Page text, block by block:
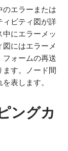
のエラーまたは
ィビティ図が詳
にエラーメッ
にはエラーメ
フォームの再送
ます。ノード間
表します。
ングカ